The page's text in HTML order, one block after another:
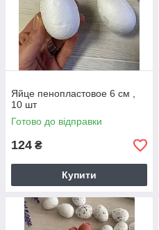
Яйце пенопластовое 6 см ,
10 шт
Готово до відправки
124 ₴
Купити